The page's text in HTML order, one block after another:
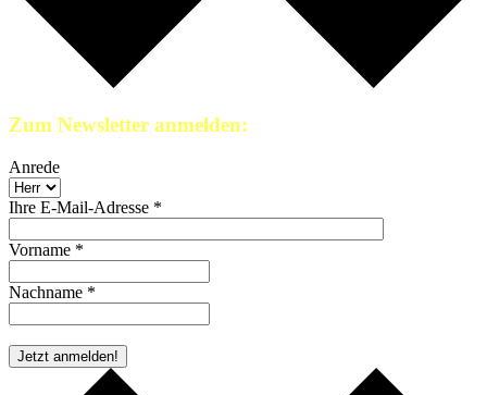
Zum Newsletter anmelden:
Anrede
Ihre E-Mail-Adresse *
Vorname *
Nachname *